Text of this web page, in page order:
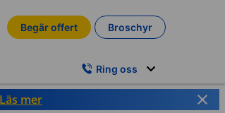
Begär offert Broschyr
Ring oss
Läs mer